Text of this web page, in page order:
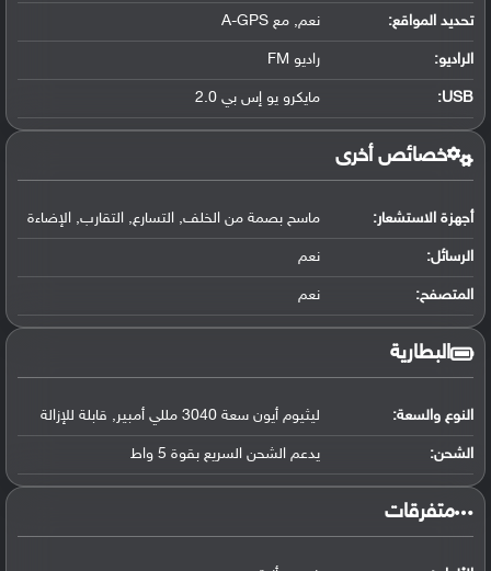
تحديد المواقع: نعم, مع A-GPS
الراديو: راديو FM
USB
: مايكرو يو إس بي 2.0
خصائص أخرى
أجهزة الاستشعار: ماسح بصمة من الخلف, التسارع, التقارب, الإضاءة
الرسائل: نعم
المتصفح: نعم
البطارية
النوع والسعة: ليثيوم أيون سعة 3040 مللي أمبير, قابلة للإزالة
الشحن: يدعم الشحن السريع بقوة 5 واط
‏متفرقات‏